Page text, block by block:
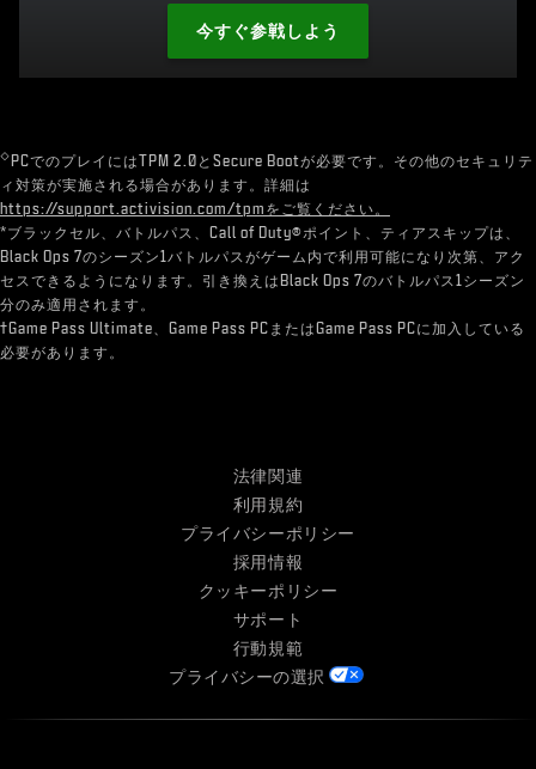
今すぐ参戦しよう
◇ PCでのプレイにはTPM 2.0とSecure Bootが必要です。その他のセキュリテ
ィ対策が実施される場合があります。詳細は
https://support.activision.com/tpmをご覧ください。
*ブラックセル、バトルパス、Call of Duty®ポイント、ティアスキップは、
Black Ops 7のシーズン1バトルパスがゲーム内で利用可能になり次第、アク
セスできるようになります。引き換えはBlack Ops 7のバトルパス1シーズン
分のみ適用されます。
†Game Pass Ultimate、Game Pass PCまたはGame Pass PCに加入している
必要があります。
法律関連
利用規約
プライバシーポリシー
採用情報
クッキーポリシー
サポート
行動規範
プライバシーの選択